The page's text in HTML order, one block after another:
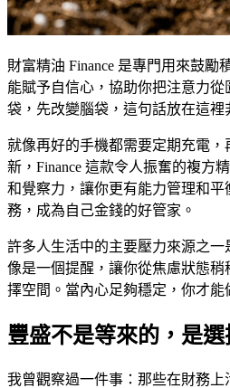
財富精油 Finance 是專門用來鼓勵
能賦予自信心，協助你把注意力從
袋，先改變腦袋，這句話放在這裡
就像再好的手機都需要定期充電，
新，Finance 這款令人振奮的複方
和覺察力，讓你更有能力管理和
務，成為自己金錢的好管家。
許多人生活中的主要壓力來源之一
像是一個提醒，讓你從焦慮狀態
擇空間。當內心足夠穩定，你才能
豐盛不是等來的，是
我曾觀察過一件事：那些在財務